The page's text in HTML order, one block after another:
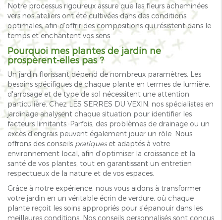
Notre processus rigoureux assure que les fleurs acheminées
vers nos ateliers ont été cultivées dans des conditions
optimales, afin d'offrir des compositions qui résistent dans le
temps et enchantent vos sens.
Pourquoi mes plantes de jardin ne
prospèrent-elles pas ?
Un jardin florissant dépend de nombreux paramètres. Les
besoins spécifiques de chaque plante en termes de lumière,
d'arrosage et de type de sol nécessitent une attention
particulière. Chez LES SERRES DU VEXIN, nos spécialistes en
jardinage analysent chaque situation pour identifier les
facteurs limitants. Parfois, des problèmes de drainage ou un
excès d'engrais peuvent également jouer un rôle. Nous
offrons des conseils pratiqueset adaptés à votre
environnement local, afin d'optimiser la croissance et la
santé de vos plantes, tout en garantissant un entretien
respectueux de la nature et de vos espaces.
Grâce à notre expérience, nous vous aidons à transformer
votre jardin en un véritable écrin de verdure, où chaque
plante reçoit les soins appropriés pour s'épanouir dans les
meilleures conditions. Nos conseils personnalisés sont conçus